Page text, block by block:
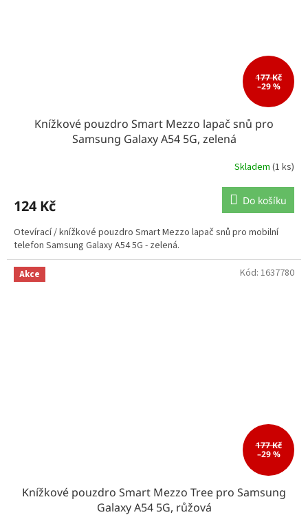
177 Kč
–29 %
Knížkové pouzdro Smart Mezzo lapač snů pro
Samsung Galaxy A54 5G, zelená
Skladem (1 ks)
124 Kč Do košíku
Otevírací / knížkové pouzdro Smart Mezzo lapač snů pro mobilní
telefon Samsung Galaxy A54 5G - zelená.
Akce
177 Kč
–29 %
Knížkové pouzdro Smart Mezzo Tree pro Samsung
Galaxy A54 5G, růžová
Kód: 1637780